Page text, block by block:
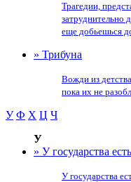
Трагедии,
затруднительно
еще добьешься
» Трибуна
Вожди из
пока их не
У Ф Х Ц Ч
У
» У государства
У государства